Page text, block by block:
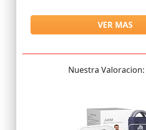
VER MAS
Nuestra Valoracion: